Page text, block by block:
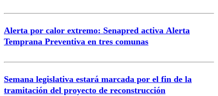
Alerta por calor extremo: Senapred activa Alerta
Temprana Preventiva en tres comunas
Semana legislativa estará marcada por el fin de la
tramitación del proyecto de reconstrucción